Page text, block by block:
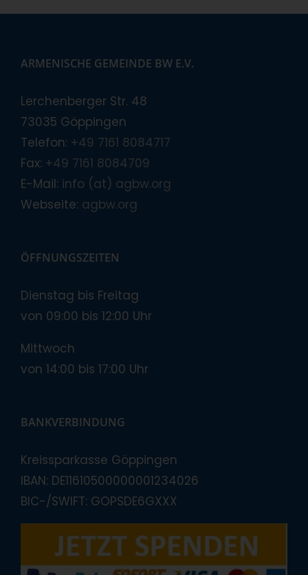
ARMENISCHE GEMEINDE BW E.V.
Lerchenberger Str. 48
73035 Göppingen
Telefon: +49 7161 8084717
Fax: +49 7161 8084709
E-Mail: info (at) agbw.org
Webseite: agbw.org
ÖFFNUNGSZEITEN
Dienstag bis Freitag
von 09:00 bis 12:00 Uhr
Mittwoch
von 14:00 bis 17:00 Uhr
BANKVERBINDUNG
Kreissparkasse Göppingen
IBAN: DE11610500000001234026
BIC-/SWIFT: GOPSDE6GXXX